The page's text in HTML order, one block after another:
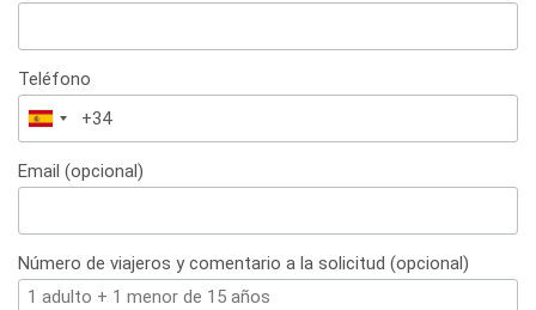
Teléfono
España
+34
Email (opcional)
Número de viajeros y comentario a la solicitud (opcional)